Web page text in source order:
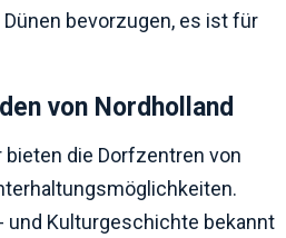
bevorzugen, es ist für
von Nordholland
die Dorfzentren von
und Kulturgeschichte bekannt